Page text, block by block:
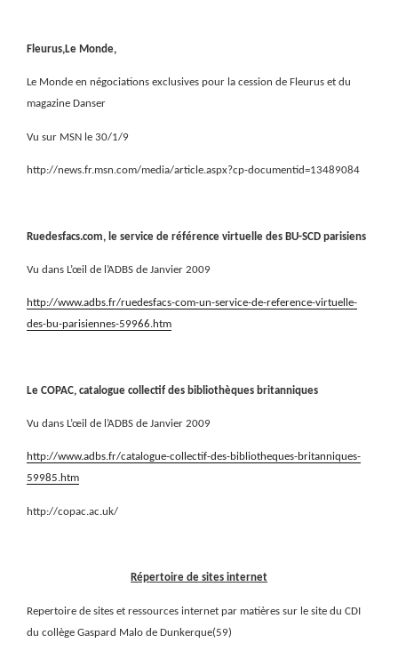
Fleurus,Le Monde,
Le Monde en négociations exclusives pour la cession de Fleurus et du
magazine Danser
Vu sur MSN le 30/1/9
http://news.fr.msn.com/media/article.aspx?cp-documentid=13489084
Ruedesfacs.com, le service de référence virtuelle des BU-SCD parisiens
Vu dans L’œil de l’ADBS de Janvier 2009
http://www.adbs.fr/ruedesfacs-com-un-service-de-reference-virtuelle-
des-bu-parisiennes-59966.htm
Le COPAC, catalogue collectif des bibliothèques britanniques
Vu dans L’œil de l’ADBS de Janvier 2009
http://www.adbs.fr/catalogue-collectif-des-bibliotheques-britanniques-
59985.htm
http://copac.ac.uk/
Répertoire de sites internet
Repertoire de sites et ressources internet par matières sur le site du CDI
du collège Gaspard Malo de Dunkerque(59)